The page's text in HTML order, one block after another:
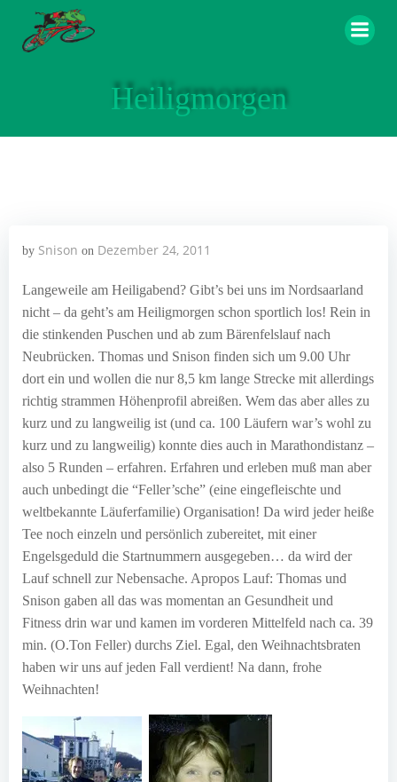
Heiligmorgen
by Snison on Dezember 24, 2011
Langeweile am Heiligabend? Gibt’s bei uns im Nordsaarland
nicht – da geht’s am Heiligmorgen schon sportlich los! Rein in
die stinkenden Puschen und ab zum Bärenfelslauf nach
Neubrücken. Thomas und Snison finden sich um 9.00 Uhr
dort ein und wollen die nur 8,5 km lange Strecke mit allerdings
richtig strammen Höhenprofil abreißen. Wem das aber alles zu
kurz und zu langweilig ist (und ca. 100 Läufern war’s wohl zu
kurz und zu langweilig) konnte dies auch in Marathondistanz –
also 5 Runden – erfahren. Erfahren und erleben muß man aber
auch unbedingt die “Feller’sche” (eine eingefleischte und
weltbekannte Läuferfamilie) Organisation! Da wird jeder heiße
Tee noch einzeln und persönlich zubereitet, mit einer
Engelsgeduld die Startnummern ausgegeben… da wird der
Lauf schnell zur Nebensache. Apropos Lauf: Thomas und
Snison gaben all das was momentan an Gesundheit und
Fitness drin war und kamen im vorderen Mittelfeld nach ca. 39
min. (O.Ton Feller) durchs Ziel. Egal, den Weihnachtsbraten
haben wir uns auf jeden Fall verdient! Na dann, frohe
Weihnachten!